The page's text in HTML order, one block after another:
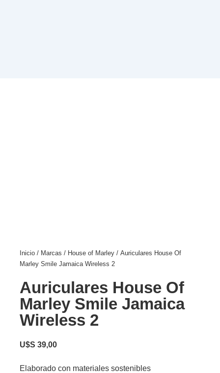
Inicio / Marcas / House of Marley / Auriculares House Of
Marley Smile Jamaica Wireless 2
Auriculares House Of
Marley Smile Jamaica
Wireless 2
U$S 39,00
Elaborado con materiales sostenibles